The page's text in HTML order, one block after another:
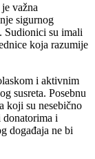
važna
sigurnog
Sudionici su imali
koja razumije
i aktivnim
susreta. Posebnu
koji su nesebično
i
događaja ne bi